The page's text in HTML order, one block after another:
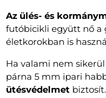
Az ülés- és
futóbicikli együtt nő a
életkorokban is
Ha valami nem
párna 5 mm ipari
ütésvédelmet biztosít.